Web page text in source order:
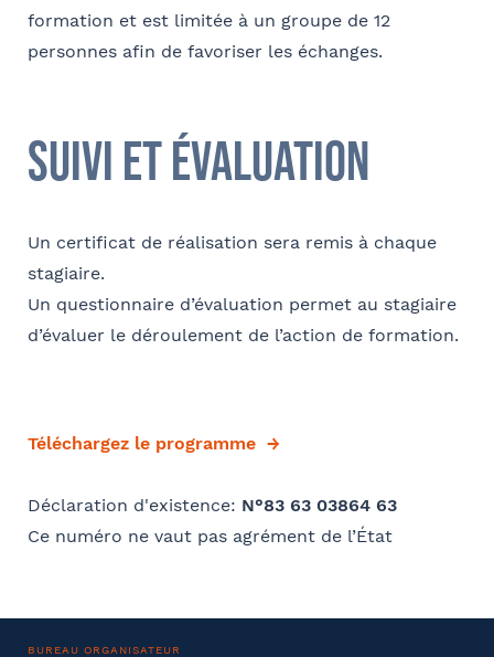
formation et est limitée à un groupe de 12
personnes afin de favoriser les échanges.
suivi et évaluation
Un certificat de réalisation sera remis à chaque
stagiaire.
Un questionnaire d’évaluation permet au stagiaire
d’évaluer le déroulement de l’action de formation.
Téléchargez le programme
Déclaration d'existence: N°83 63 03864 63
Ce numéro ne vaut pas agrément de l’État
BUREAU ORGANISATEUR